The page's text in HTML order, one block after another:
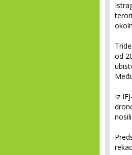
od
Iz